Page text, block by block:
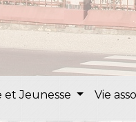
et Jeunesse Vie